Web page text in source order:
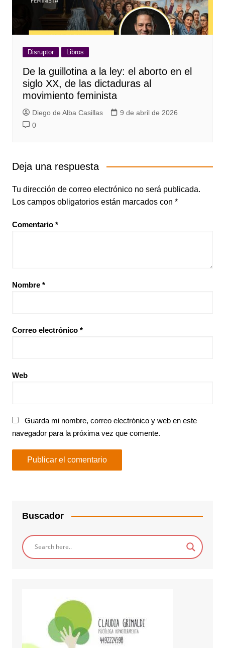
Disruptor Libros
De la guillotina a la ley: el aborto en el
siglo XX, de las dictaduras al
movimiento feminista
Diego de Alba Casillas
9 de abril de 2026
0
Deja una respuesta
Tu dirección de correo electrónico no será publicada.
Los campos obligatorios están marcados con *
Comentario *
Nombre *
Correo electrónico *
Web
Guarda mi nombre, correo electrónico y web en este
navegador para la próxima vez que comente.
Buscador